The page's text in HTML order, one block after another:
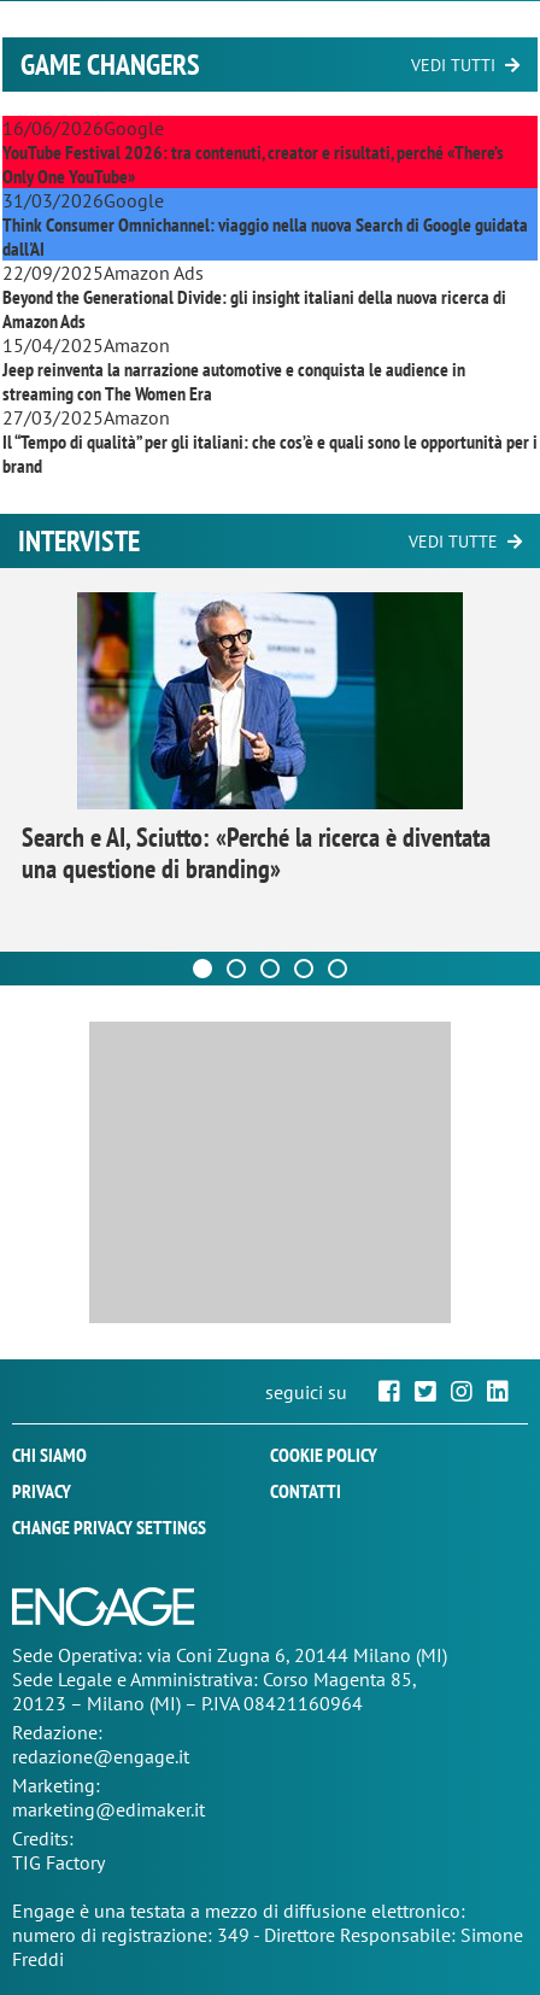
GAME CHANGERS VEDI TUTTI
16/06/2026Google
YouTube Festival 2026: tra contenuti, creator e risultati, perché «There’s
Only One YouTube»
31/03/2026Google
Think Consumer Omnichannel: viaggio nella nuova Search di Google guidata
dall'AI
22/09/2025Amazon Ads
Beyond the Generational Divide: gli insight italiani della nuova ricerca di
Amazon Ads
15/04/2025Amazon
Jeep reinventa la narrazione automotive e conquista le audience in
streaming conThe Women Era
27/03/2025Amazon
Il “Tempo di qualità” per gli italiani: che cos’è e quali sono le opportunità per i
brand
INTERVISTE VEDI TUTTE
Search e AI, Sciutto: «Perché la ricerca è diventata
una questione di branding»
seguici su
CHI SIAMO
COOKIE POLICY
PRIVACY
CONTATTI
CHANGE PRIVACY SETTINGS
Sede Operativa: via Coni Zugna 6, 20144 Milano (MI)
Sede Legale e Amministrativa: Corso Magenta 85,
20123 – Milano (MI) – P.IVA 08421160964
Redazione:
redazione@engage.it
Marketing:
marketing@edimaker.it
Credits:
TIG Factory
Engage è una testata a mezzo di diffusione elettronico:
numero di registrazione: 349 - Direttore Responsabile: Simone
Freddi